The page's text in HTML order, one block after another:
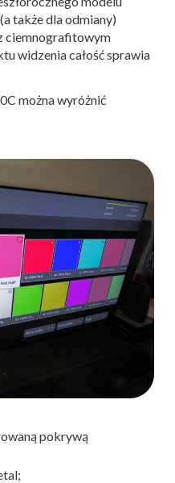
także dla odmiany)
ciemnografitowym
widzenia całość sprawia
można wyróżnić
pokrywą